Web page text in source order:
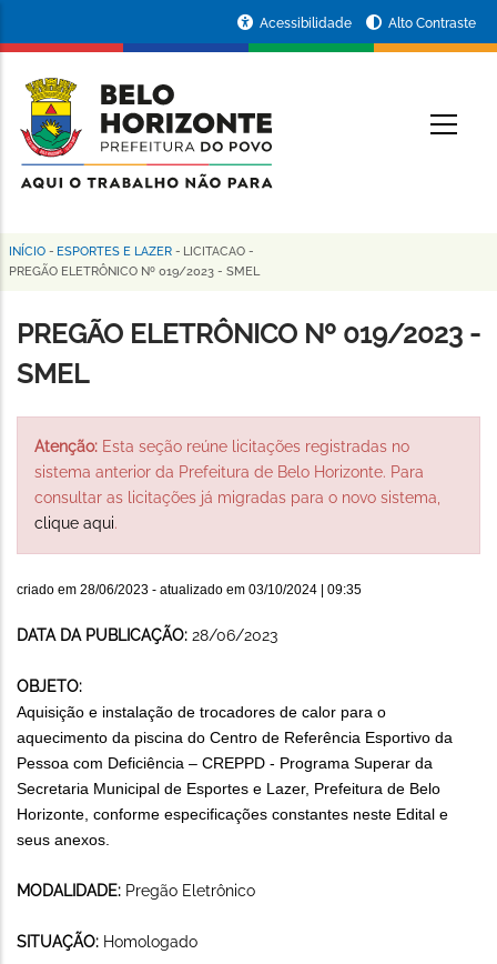
conteúdo
principal
da
Prefeitura
de
Horizonte
Acessibilidade Alto Contraste
Trilha
navegação
INÍCIO - ESPORTES E LAZER - LICITACAO -
PREGÃO ELETRÔNICO Nº 019/2023 - SMEL
PREGÃO ELETRÔNICO Nº 019/2023 -
SMEL
Atenção: Esta seção reúne licitações registradas no
sistema anterior da Prefeitura de Belo Horizonte. Para
consultar as licitações já migradas para o novo sistema,
clique aqui.
criado em 28/06/2023 - atualizado em 03/10/2024 | 09:35
DATA DA PUBLICAÇÃO: 28/06/2023
OBJETO:
Aquisição e instalação de trocadores de calor para o
aquecimento da piscina do Centro de Referência Esportivo da
Pessoa com Deficiência – CREPPD - Programa Superar da
Secretaria Municipal de Esportes e Lazer, Prefeitura de Belo
Horizonte, conforme especificações constantes neste Edital e
seus anexos.
MODALIDADE: Pregão Eletrônico
SITUAÇÃO: Homologado